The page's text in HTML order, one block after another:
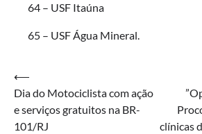
64 – USF Itaúna
65 – USF Água Mineral.
Navegação
de
Post
⟵
Dia do Motociclista com ação
e serviços gratuitos na BR-
101/RJ
clínicas